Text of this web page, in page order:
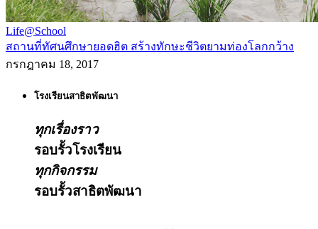
Life@School
สถานที่ทัศนศึกษายอดฮิต สร้างทักษะชีวิตยามท่องโลกกว้าง
กรกฎาคม 18, 2017
โรงเรียนสาธิตพัฒนา
ทุกเรื่องราว
รอบรั้วโรงเรียน
ทุกกิจกรรม
รอบรั้วสาธิตพัฒนา